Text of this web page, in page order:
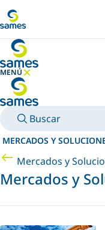
MENÚ
OCULTAR MENÚ
Buscar
MERCADOS Y
Mercados y
Mercados y